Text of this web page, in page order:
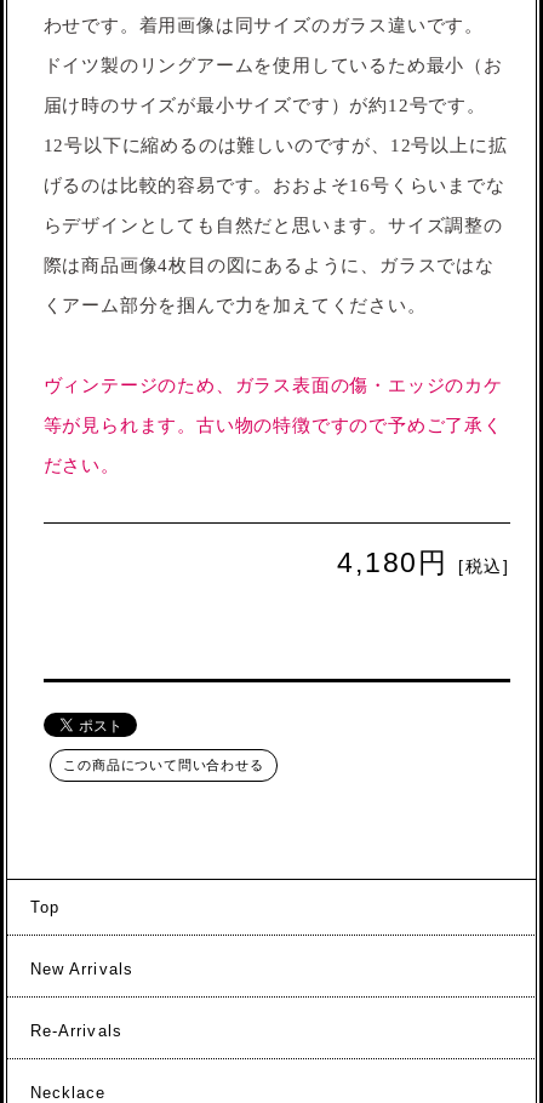
わせです。着用画像は同サイズのガラス違いです。
ドイツ製のリングアームを使用しているため最小（お
届け時のサイズが最小サイズです）が約12号です。
12号以下に縮めるのは難しいのですが、12号以上に拡
げるのは比較的容易です。おおよそ16号くらいまでな
らデザインとしても自然だと思います。サイズ調整の
際は商品画像4枚目の図にあるように、ガラスではな
くアーム部分を掴んで力を加えてください。
ヴィンテージのため、ガラス表面の傷・エッジのカケ
等が見られます。古い物の特徴ですので予めご了承く
ださい。
4,180円 [税込]
この商品について問い合わせる
Top
New Arrivals
Re-Arrivals
Necklace